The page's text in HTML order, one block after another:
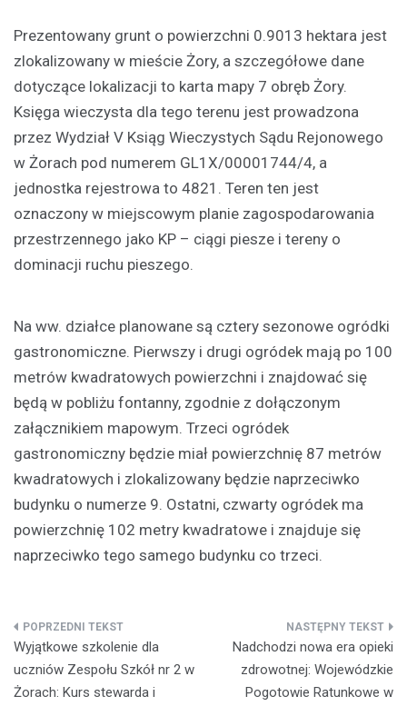
Prezentowany grunt o powierzchni 0.9013 hektara jest
zlokalizowany w mieście Żory, a szczegółowe dane
dotyczące lokalizacji to karta mapy 7 obręb Żory.
Księga wieczysta dla tego terenu jest prowadzona
przez Wydział V Ksiąg Wieczystych Sądu Rejonowego
w Żorach pod numerem GL1X/00001744/4, a
jednostka rejestrowa to 4821. Teren ten jest
oznaczony w miejscowym planie zagospodarowania
przestrzennego jako KP – ciągi piesze i tereny o
dominacji ruchu pieszego.
Na ww. działce planowane są cztery sezonowe ogródki
gastronomiczne. Pierwszy i drugi ogródek mają po 100
metrów kwadratowych powierzchni i znajdować się
będą w pobliżu fontanny, zgodnie z dołączonym
załącznikiem mapowym. Trzeci ogródek
gastronomiczny będzie miał powierzchnię 87 metrów
kwadratowych i zlokalizowany będzie naprzeciwko
budynku o numerze 9. Ostatni, czwarty ogródek ma
powierzchnię 102 metry kwadratowe i znajduje się
naprzeciwko tego samego budynku co trzeci.
Nawigacja
wpisu
Wyjątkowe szkolenie dla
uczniów Zespołu Szkół nr 2 w
Żorach: Kurs stewarda i
Nadchodzi nowa era opieki
zdrowotnej: Wojewódzkie
Pogotowie Ratunkowe w